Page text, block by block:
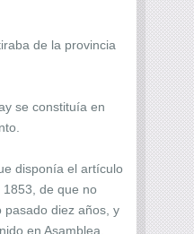
de la provincia
se constituía en
disponía el artículo
1853, de que no
pasado diez años, y
en Asamblea,